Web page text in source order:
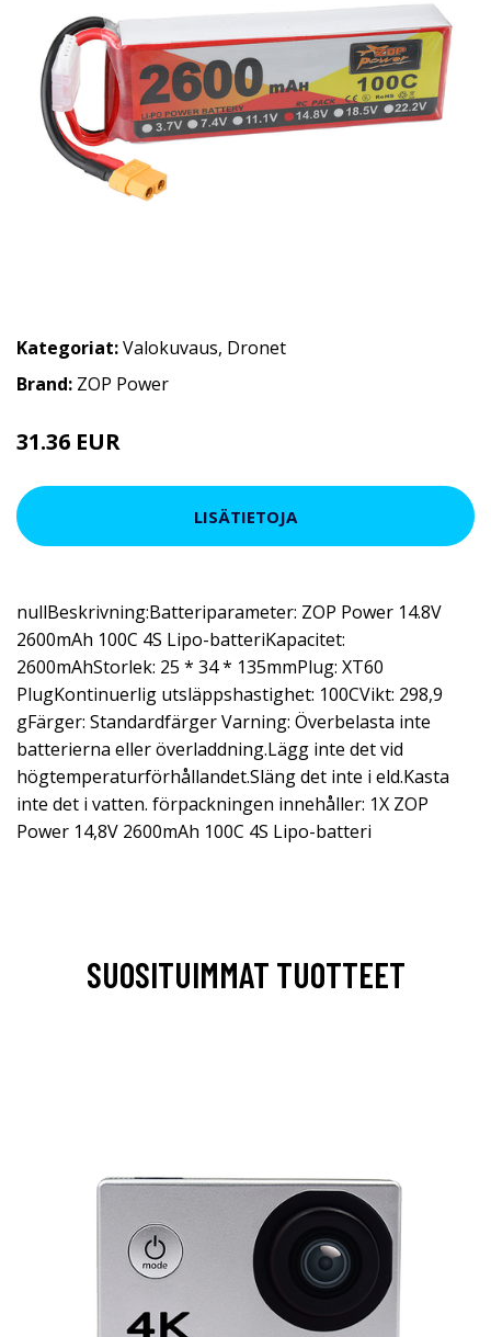
Kategoriat:Valokuvaus, Dronet
Brand: ZOP Power
31.36 EUR
LISÄTIETOJA
nullBeskrivning:Batteriparameter: ZOP Power 14.8V
2600mAh 100C 4S Lipo-batteriKapacitet:
2600mAhStorlek: 25 * 34 * 135mmPlug: XT60
PlugKontinuerlig utsläppshastighet: 100CVikt: 298,9
gFärger: Standardfärger Varning: Överbelasta inte
batterierna eller överladdning.Lägg inte det vid
högtemperaturförhållandet.Släng det inte i eld.Kasta
inte det i vatten. förpackningen innehåller: 1X ZOP
Power 14,8V 2600mAh 100C 4S Lipo-batteri
SUOSITUIMMAT TUOTTEET